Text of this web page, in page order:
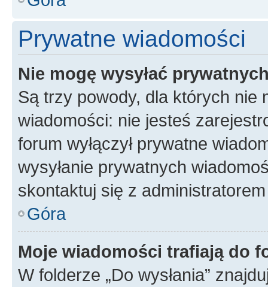
Prywatne wiadomości
Nie mogę wysyłać
Są trzy powody, dla których nie
wiadomości: nie jesteś
forum wyłączył prywatne
wysyłanie prywatnych
skontaktuj się z
Góra
Moje wiadomości trafiają do
W folderze „Do wysłania”